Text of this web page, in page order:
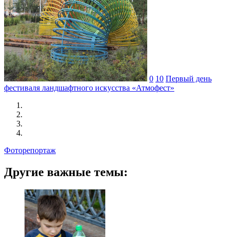
0 10 Первый день
фестиваля ландшафтного искусства «Атмофест»
Фоторепортаж
Другие важные темы: